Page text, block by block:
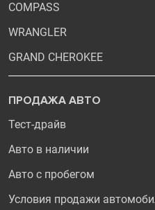
COMPASS
WRANGLER
GRAND CHEROKEE
ПРОДАЖА АВТО
Тест-драйв
Авто в наличии
Авто с пробегом
Условия продажи